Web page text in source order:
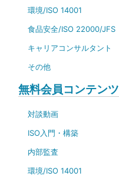
環境/ISO 14001
食品安全/ISO 22000/JFS
キャリアコンサルタント
その他
無料会員コンテンツ
対談動画
ISO入門・構築
内部監査
環境/ISO 14001